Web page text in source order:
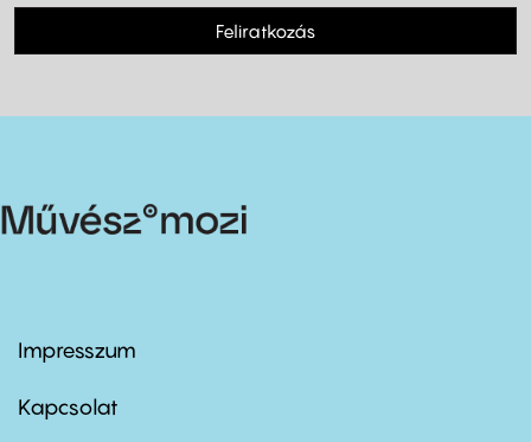
Feliratkozás
Footer
first
Impresszum
Kapcsolat